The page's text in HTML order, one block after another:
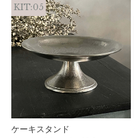
KIT:05
ケーキスタンド